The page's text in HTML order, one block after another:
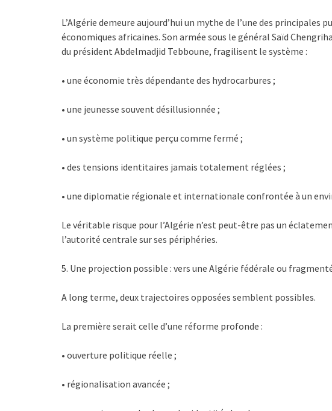
L’Algérie demeure aujourd’hui un mythe de l’une des principales
économiques africaines. Son armée sous le général Saïd
du président Abdelmadjid Tebboune, fragilisent le système :
• une économie très dépendante des hydrocarbures ;
• une jeunesse souvent désillusionnée ;
• un système politique perçu comme fermé ;
• des tensions identitaires jamais totalement réglées ;
• une diplomatie régionale et internationale confrontée à un
Le véritable risque pour l’Algérie n’est peut-être pas un
l’autorité centrale sur ses périphéries.
5. Une projection possible : vers une Algérie fédérale ou
A long terme, deux trajectoires opposées semblent possibles.
La première serait celle d’une réforme profonde :
• ouverture politique réelle ;
• régionalisation avancée ;